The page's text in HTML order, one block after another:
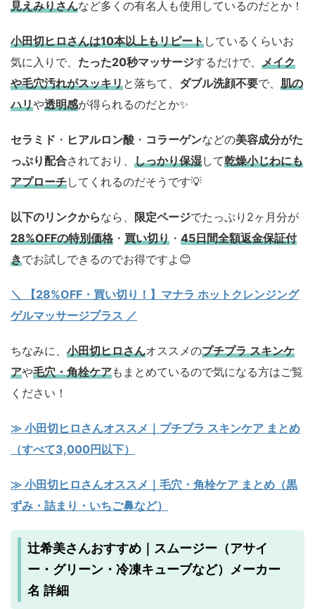
見えみりさんなど多くの有名人も使用しているのだとか！
小田切ヒロさんは10本以上もリピートしているくらいお
気に入りで、 たった20秒マッサージするだけで、 メイク
や毛穴汚れがスッキリと落ちて、 ダブル洗顔不要で、 肌の
ハリや透明感が得られるのだとか✨
セラミド ・ ヒアルロン酸 ・ コラーゲンなどの美容成分がた
っぷり配合されており、 しっかり保湿して乾燥小じわにも
アプローチしてくれるのだそうです💡
以下のリンクからなら、 限定ページでたっぷり2ヶ月分が
28%OFFの特別価格 ・ 買い切り ・ 45日間全額返金保証付
きでお試しできるのでお得ですよ😊
＼ 【28%OFF・買い切り！】マナラ ホットクレンジング
ゲルマッサージプラス ／
ちなみに、 小田切ヒロさんオススメのプチプラ スキンケ
アや毛穴・角栓ケアもまとめているので気になる方はご覧
ください！
≫ 小田切ヒロさんオススメ｜プチプラ スキンケア まとめ
（すべて3,000円以下）
≫ 小田切ヒロさんオススメ｜毛穴・角栓ケア まとめ（黒
ずみ・詰まり・いちご鼻など）
辻希美さんおすすめ｜スムージー（アサイ
ー・グリーン・冷凍キューブなど）メーカー
名 詳細